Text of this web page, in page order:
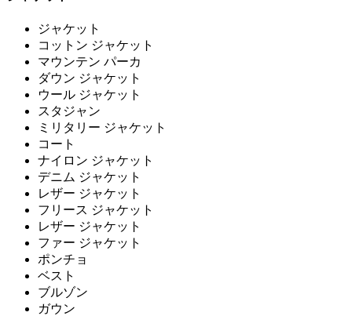
ジャケット
コットン ジャケット
マウンテン パーカ
ダウン ジャケット
ウール ジャケット
スタジャン
ミリタリー ジャケット
コート
ナイロン ジャケット
デニム ジャケット
レザー ジャケット
フリース ジャケット
レザー ジャケット
ファー ジャケット
ポンチョ
ベスト
ブルゾン
ガウン